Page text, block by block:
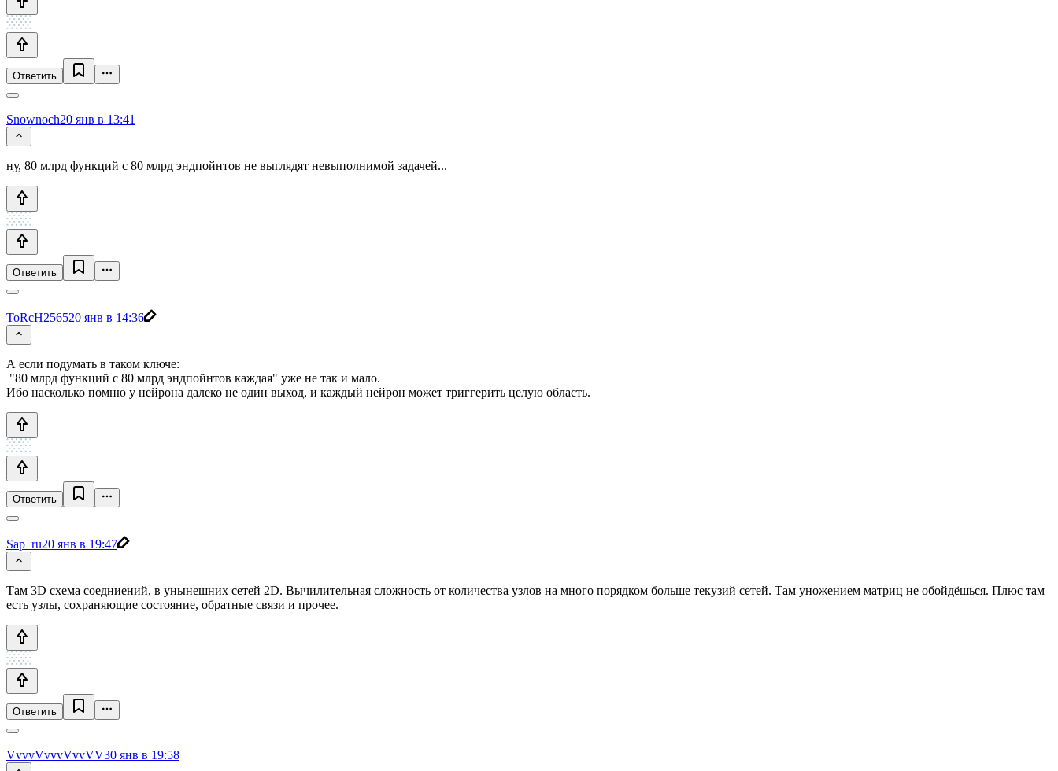
Ответить
Snownoch20 янв в 13:41
ну, 80 млрд функций с 80 млрд эндпойнтов не выглядят невыполнимой задачей...
Ответить
ToRcH256520 янв в 14:36
А если подумать в таком ключе:
"80 млрд функций с 80 млрд эндпойнтов каждая" уже не так и мало.
Ибо насколько помню у нейрона далеко не один выход, и каждый нейрон может триггерить целую область.
Ответить
Sap_ru20 янв в 19:47
Там 3D схема соедниений, в унынешних сетей 2D. Вычилительная сложность от количества узлов на много порядком больше текузий сетей. Там уножением матриц не обойдёшься. Плюс там
есть узлы, сохраняющие состояние, обратные связи и прочее.
Ответить
VvvvVvvvVvvVV30 янв в 19:58